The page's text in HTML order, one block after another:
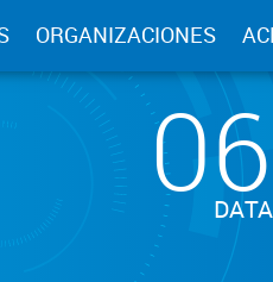
ORGANIZACIONES